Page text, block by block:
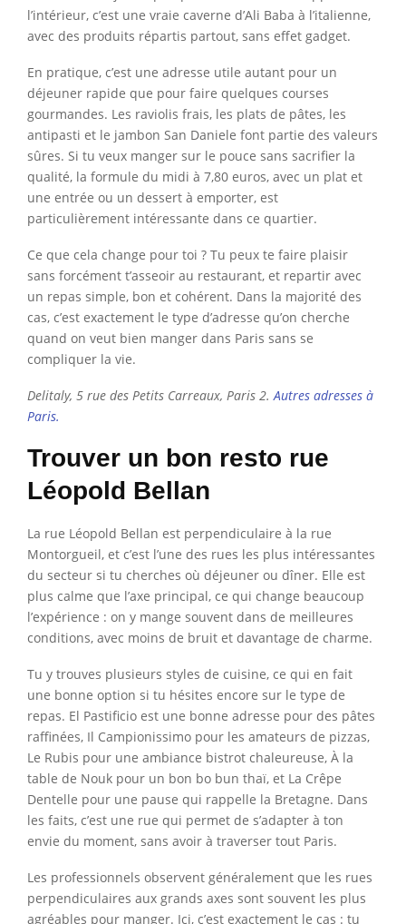
l’intérieur, c’est une vraie caverne d’Ali Baba à l’italienne,
avec des produits répartis partout, sans effet gadget.
En pratique, c’est une adresse utile autant pour un
déjeuner rapide que pour faire quelques courses
gourmandes. Les raviolis frais, les plats de pâtes, les
antipasti et le jambon San Daniele font partie des valeurs
sûres. Si tu veux manger sur le pouce sans sacrifier la
qualité, la formule du midi à 7,80 euros, avec un plat et
une entrée ou un dessert à emporter, est
particulièrement intéressante dans ce quartier.
Ce que cela change pour toi ? Tu peux te faire plaisir
sans forcément t’asseoir au restaurant, et repartir avec
un repas simple, bon et cohérent. Dans la majorité des
cas, c’est exactement le type d’adresse qu’on cherche
quand on veut bien manger dans Paris sans se
compliquer la vie.
Delitaly, 5 rue des Petits Carreaux, Paris 2.Autres adresses à
Paris.
Trouver un bon resto rue
Léopold Bellan
La rue Léopold Bellan est perpendiculaire à la rue
Montorgueil, et c’est l’une des rues les plus intéressantes
du secteur si tu cherches où déjeuner ou dîner. Elle est
plus calme que l’axe principal, ce qui change beaucoup
l’expérience : on y mange souvent dans de meilleures
conditions, avec moins de bruit et davantage de charme.
Tu y trouves plusieurs styles de cuisine, ce qui en fait
une bonne option si tu hésites encore sur le type de
repas. El Pastificio est une bonne adresse pour des pâtes
raffinées, Il Campionissimo pour les amateurs de pizzas,
Le Rubis pour une ambiance bistrot chaleureuse, À la
table de Nouk pour un bon bo bun thaï, et La Crêpe
Dentelle pour une pause qui rappelle la Bretagne. Dans
les faits, c’est une rue qui permet de s’adapter à ton
envie du moment, sans avoir à traverser tout Paris.
Les professionnels observent généralement que les rues
perpendiculaires aux grands axes sont souvent les plus
agréables pour manger. Ici, c’est exactement le cas : tu